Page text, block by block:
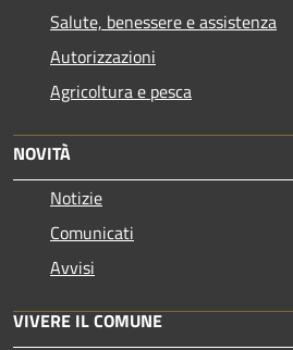
Salute, benessere e assistenza
Autorizzazioni
Agricoltura e pesca
NOVITÀ
Notizie
Comunicati
Avvisi
VIVERE IL COMUNE